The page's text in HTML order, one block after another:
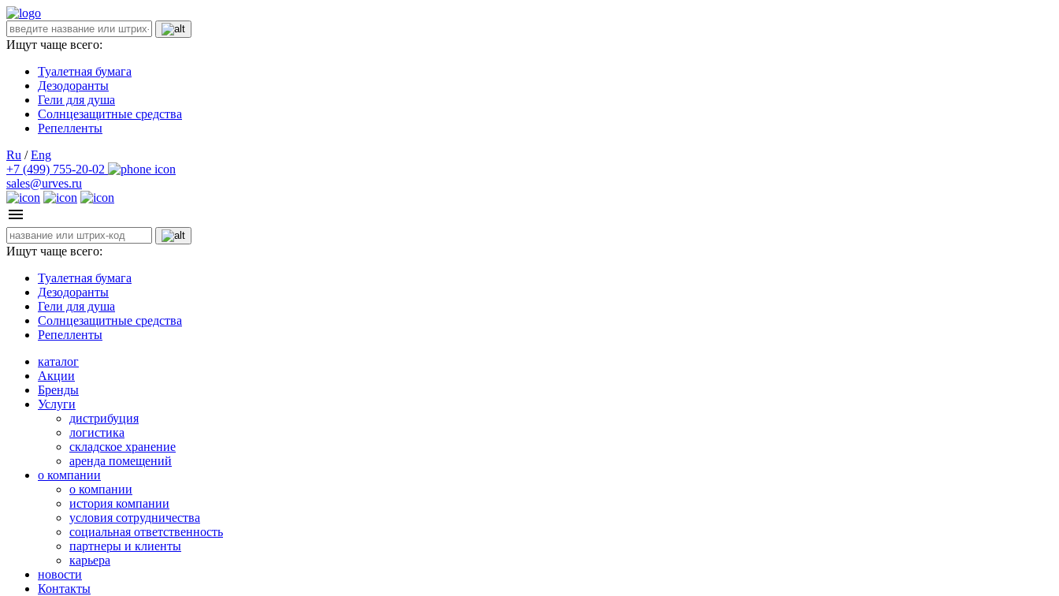
Ищут чаще всего:
Туалетная бумага
Дезодоранты
Гели для душа
Солнцезащитные средства
Репелленты
Ru / Eng
+7 (499) 755-20-02
sales@urves.ru
Ищут чаще всего:
Туалетная бумага
Дезодоранты
Гели для душа
Солнцезащитные средства
Репелленты
каталог
Акции
Бренды
Услуги
дистрибуция
логистика
складское хранение
аренда помещений
о компании
о компании
история компании
условия сотрудничества
социальная ответственность
партнеры и клиенты
карьера
новости
Контакты